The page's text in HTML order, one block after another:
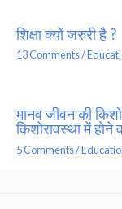
शिक्षा क्यों जरुरी है ?
13 Comments/
मानव जीवन की
किशोरावस्था में होने
5 Comments/